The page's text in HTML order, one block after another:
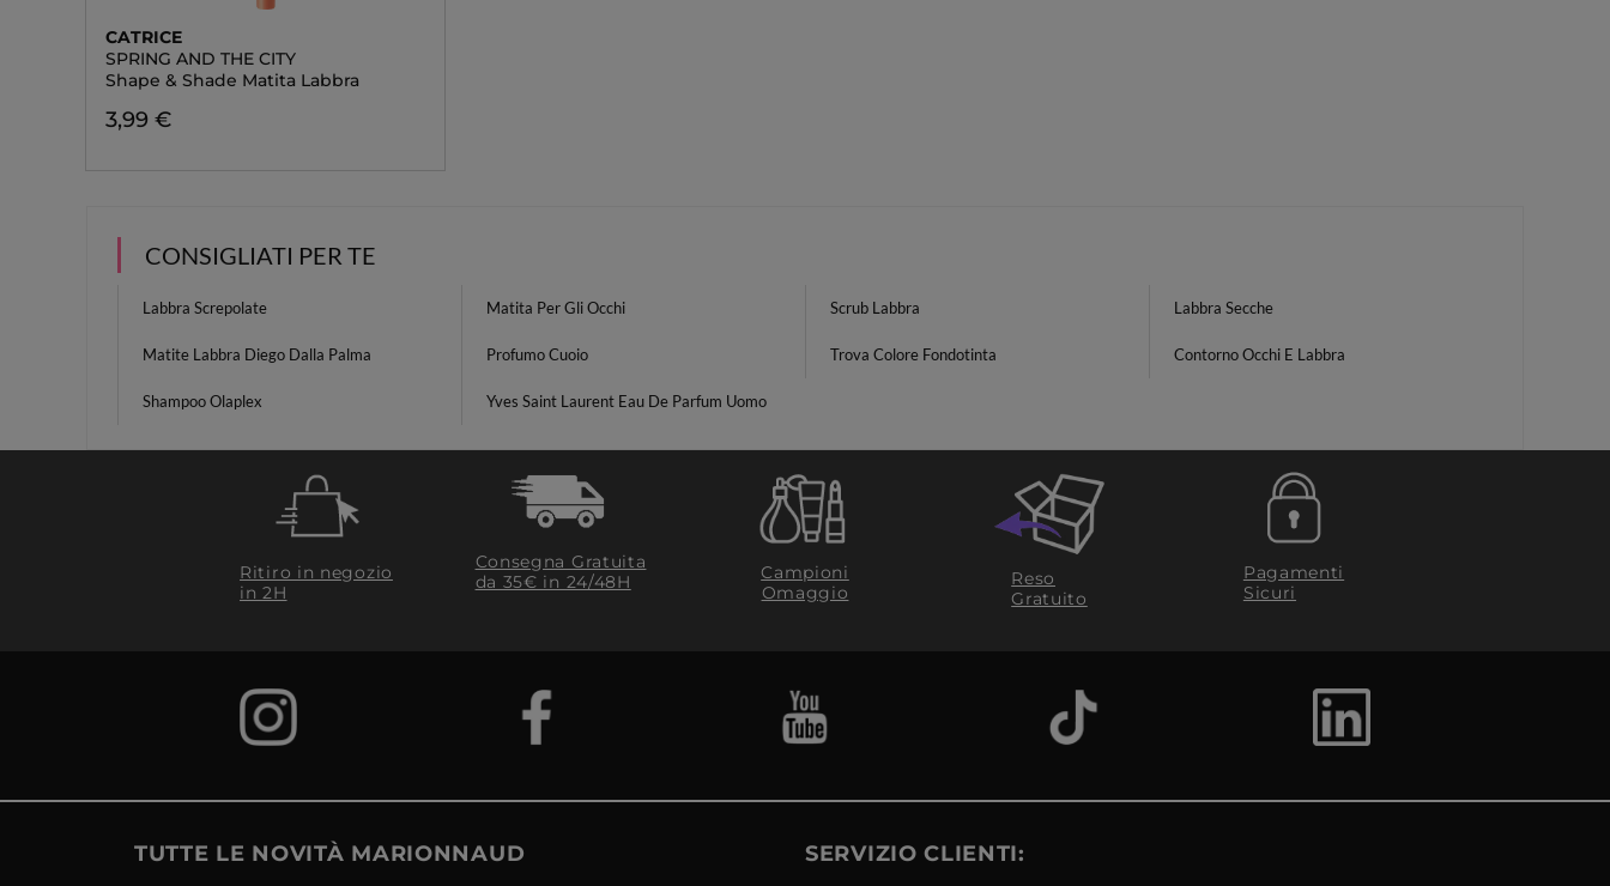
CATRICE
SPRING AND THE CITY
Shape & Shade Matita Labbra
3,99 €
CONSIGLIATI PER TE
Labbra Screpolate Matita Per Gli Occhi Scrub Labbra Labbra Secche
Matite Labbra Diego Dalla Palma Profumo Cuoio Trova Colore Fondotinta Contorno Occhi E Labbra
Shampoo Olaplex Yves Saint Laurent Eau De Parfum Uomo
Ritiro in negozio
in 2H
Consegna Gratuita
da 35€​ in 24/48H
Campioni
Omaggio
Reso
Gratuito
Pagamenti
Sicuri
TUTTE LE NOVITÀ MARIONNAUD SERVIZIO CLIENTI: